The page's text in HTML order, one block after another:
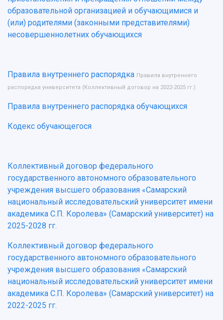
образовательной организацией и обучающимися и
(или) родителями (законными представителями)
несовершеннолетних обучающихся
Правила внутреннего распорядка Правила внутреннего
распорядка университета (Коллективный договор на 2022-2025 гг.)
Правила внутреннего распорядка обучающихся
Кодекс обучающегося
Коллективный договор федерального
государственного автономного образовательного
учреждения высшего образования «Самарский
национальный исследовательский университет имени
академика С.П. Королева» (Самарский университет) на
2025-2028 гг.
Коллективный договор федерального
государственного автономного образовательного
учреждения высшего образования «Самарский
национальный исследовательский университет имени
академика С.П. Королева» (Самарский университет) на
2022-2025 гг.